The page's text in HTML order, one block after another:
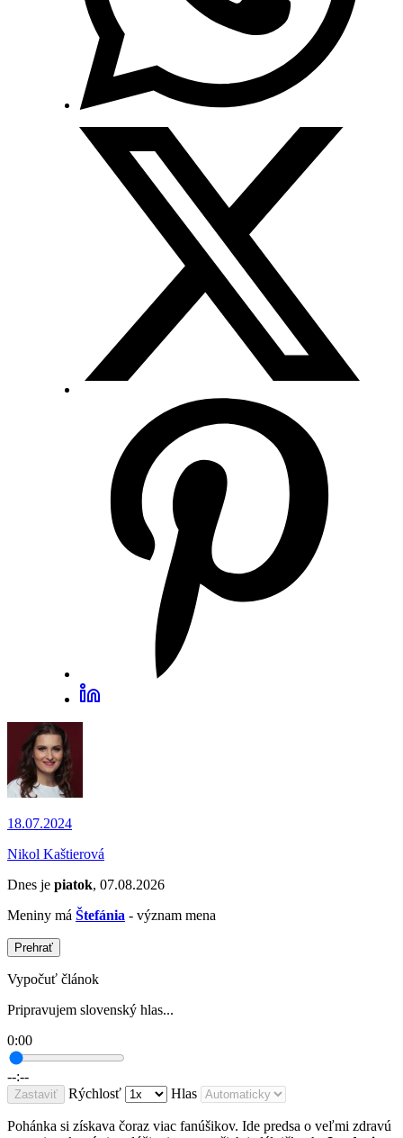
18.07.2024
Nikol Kaštierová
Dnes je piatok, 07.08.2026
Meniny má Štefánia - význam mena
Prehrať
Vypočuť článok
Pripravujem slovenský hlas...
0:00
--:--
Zastaviť Rýchlosť Hlas
Pohánka si získava čoraz viac fanúšikov. Ide predsa o veľmi zdravú